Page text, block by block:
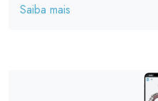
Saiba mais